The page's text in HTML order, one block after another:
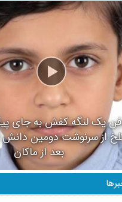
از سرنوشت دومین دانش
بعد از ماکان